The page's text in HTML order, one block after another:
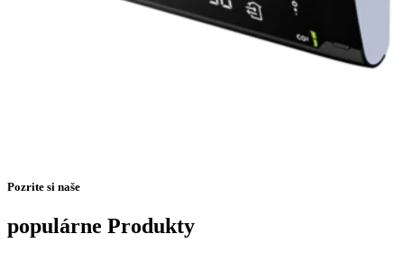
Pozrite si naše
populárne Produkty